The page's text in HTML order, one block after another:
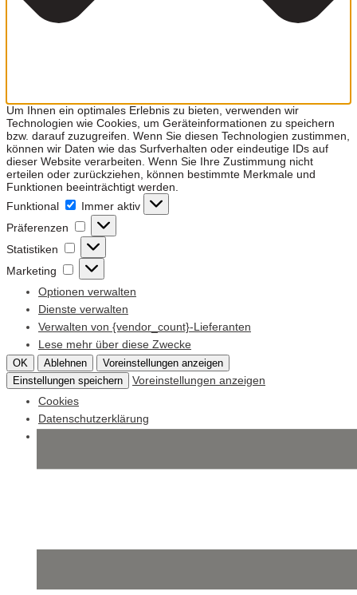
Um Ihnen ein optimales Erlebnis zu bieten, verwenden wir
Technologien wie Cookies, um Geräteinformationen zu speichern
bzw. darauf zuzugreifen. Wenn Sie diesen Technologien zustimmen,
können wir Daten wie das Surfverhalten oder eindeutige IDs auf
dieser Website verarbeiten. Wenn Sie Ihre Zustimmung nicht
erteilen oder zurückziehen, können bestimmte Merkmale und
Funktionen beeinträchtigt werden.
Funktional
Funktional
Immer aktiv
Präferenzen
Präferenzen
Statistiken
Statistiken
Marketing
Marketing
Optionen verwalten
Dienste verwalten
Verwalten von {vendor_count}-Lieferanten
Lese mehr über diese Zwecke
OK Ablehnen
Voreinstellungen anzeigen
Einstellungen speichern
Voreinstellungen anzeigen
Cookies
Datenschutzerklärung